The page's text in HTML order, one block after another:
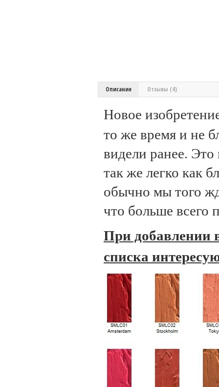
Описание Отзывы (4)
Новое
то же время и не
видели ранее.
так же легко как
обычно мы того
что больше всего
При добавлении
списка